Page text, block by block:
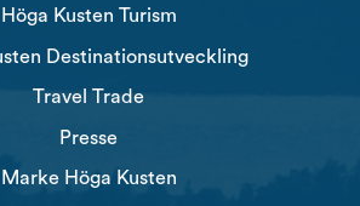
Höga Kusten Turism
Destinationsutveckling
Travel Trade
Presse
Marke Höga Kusten